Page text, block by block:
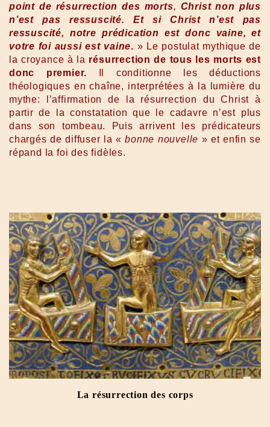
point de résurrection des morts, Christ non plus
n’est pas ressuscité. Et si Christ n’est pas
ressuscité, notre prédication est donc vaine, et
votre foi aussi est vaine. » Le postulat mythique de
la croyance à la résurrection de tous les morts est
donc premier.
Il conditionne les déductions
théologiques en chaîne, interprétées à la lumière du
mythe: l’affirmation de la résurrection du Christ à
partir de la constatation que le cadavre n’est plus
dans son tombeau. Puis arrivent les prédicateurs
chargés de diffuser la «bonne nouvelle » et enfin se
répand la foi des fidèles.
La résurrection des corps